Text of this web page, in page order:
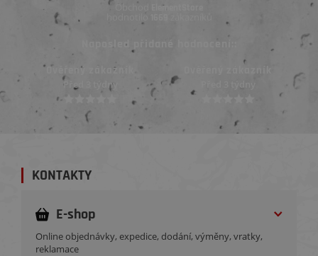
Obchod ElementStore
hodnotilo
Naposled přidané hodnocení::
Ověřený zákazník
Před 3 týdny
KONTAKTY
E-shop
Online objednávky, expedice, dodání, výměny, vratky,
reklamace